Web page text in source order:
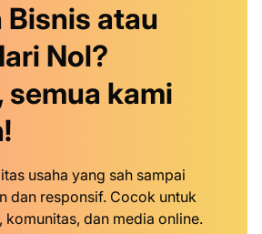
Bisnis atau
Nol?
semua kami
usaha yang sah sampai
dan responsif. Cocok untuk
komunitas, dan media online.